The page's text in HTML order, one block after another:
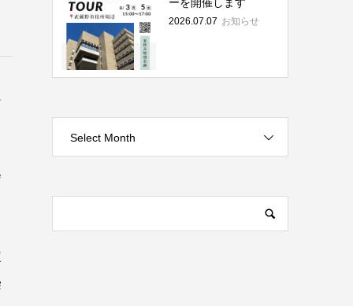
2026.07.07 お知らせ
Select Month